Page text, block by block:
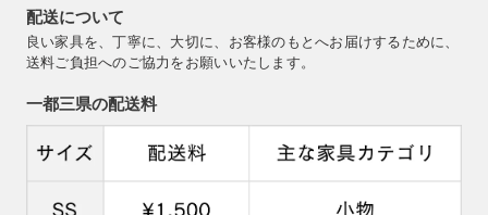
配送について
良い家具を、丁寧に、大切に、お客様のもとへお届けするために、
送料ご負担へのご協力をお願いいたします。
一都三県の配送料